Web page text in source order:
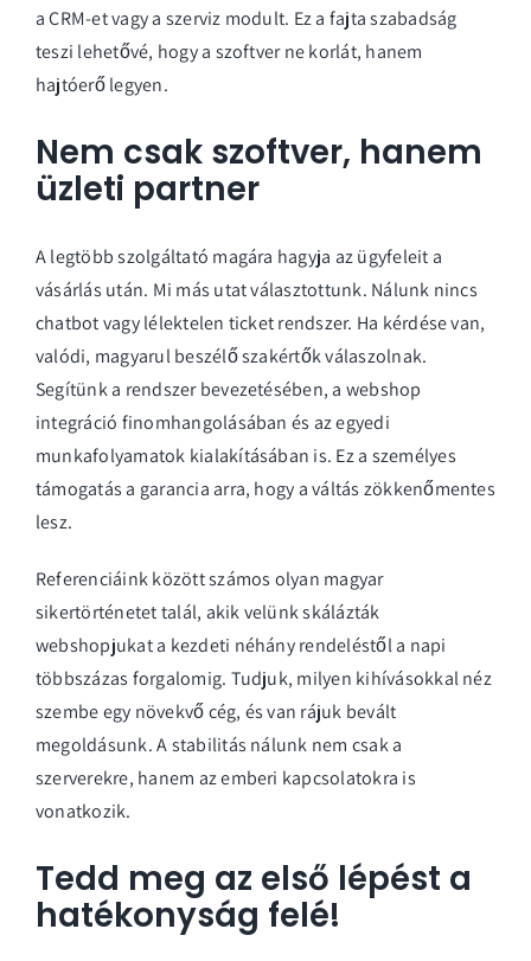
a CRM-et vagy a szerviz modult. Ez a fajta szabadság
teszi lehetővé, hogy a szoftver ne korlát, hanem
hajtóerő legyen.
Nem csak szoftver, hanem
üzleti partner
A legtöbb szolgáltató magára hagyja az ügyfeleit a
vásárlás után. Mi más utat választottunk. Nálunk nincs
chatbot vagy lélektelen ticket rendszer. Ha kérdése van,
valódi, magyarul beszélő szakértők válaszolnak.
Segítünk a rendszer bevezetésében, a webshop
integráció finomhangolásában és az egyedi
munkafolyamatok kialakításában is. Ez a személyes
támogatás a garancia arra, hogy a váltás zökkenőmentes
lesz.
Referenciáink között számos olyan magyar
sikertörténetet talál, akik velünk skálázták
webshopjukat a kezdeti néhány rendeléstől a napi
többszázas forgalomig. Tudjuk, milyen kihívásokkal néz
szembe egy növekvő cég, és van rájuk bevált
megoldásunk. A stabilitás nálunk nem csak a
szerverekre, hanem az emberi kapcsolatokra is
vonatkozik.
Tedd meg az első lépést a
hatékonyság felé!